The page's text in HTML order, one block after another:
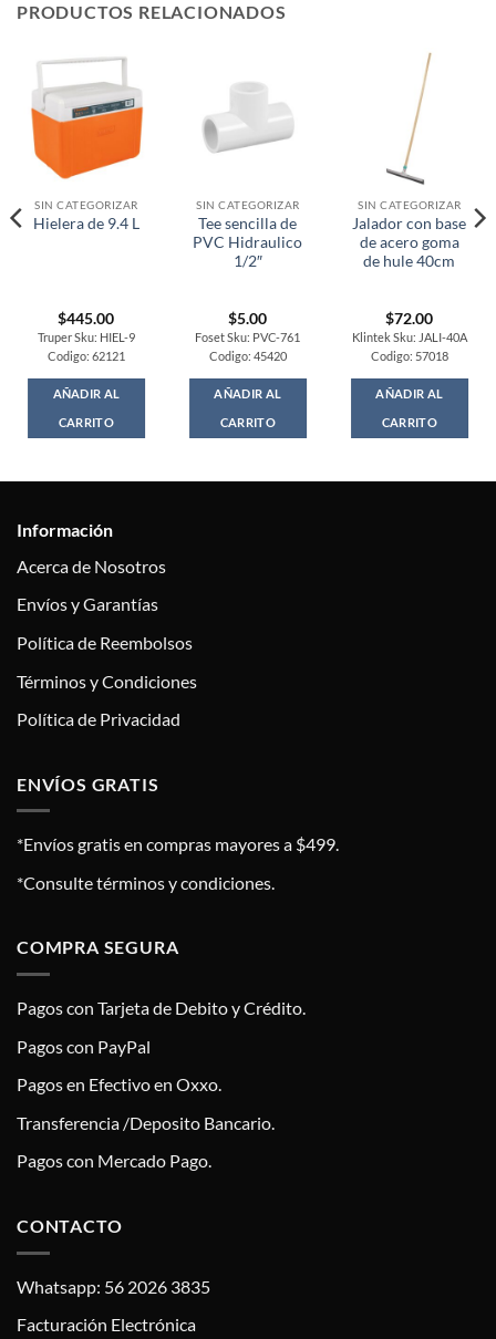
PRODUCTOS RELACIONADOS
SIN CATEGORIZAR
Hielera de 9.4 L
$445.00
Truper Sku: HIEL-9
Codigo: 62121
AÑADIR AL
CARRITO
SIN CATEGORIZAR
Tee sencilla de
PVC Hidraulico
1/2″
$5.00
Foset Sku: PVC-761
Codigo: 45420
AÑADIR AL
CARRITO
SIN CATEGORIZAR
Jalador con base
de acero goma
de hule 40cm
$72.00
Klintek Sku: JALI-40A
Codigo: 57018
AÑADIR AL
CARRITO
Información
Acerca de Nosotros
Envíos y Garantías
Política de Reembolsos
Términos y Condiciones
Política de Privacidad
ENVÍOS GRATIS
*Envíos gratis en compras mayores a $499.
*Consulte términos y condiciones.
COMPRA SEGURA
Pagos con Tarjeta de Debito y Crédito.
Pagos con PayPal
Pagos en Efectivo en Oxxo.
Transferencia /Deposito Bancario.
Pagos con Mercado Pago.
CONTACTO
Whatsapp: 56 2026 3835
Facturación Electrónica